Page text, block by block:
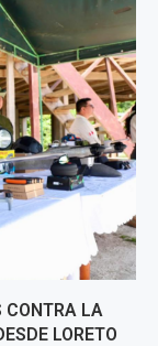
CONTRA LA
LORETO